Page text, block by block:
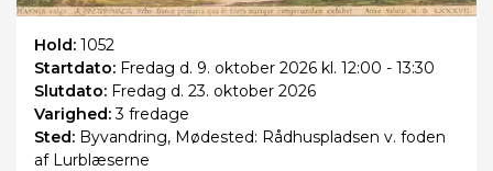
Hold: 1052
Startdato: Fredag d. 9. oktober 2026 kl. 12:00 - 13:30
Slutdato: Fredag d. 23. oktober 2026
Varighed:3 fredage
Sted: Byvandring, Mødested: Rådhuspladsen v. foden
af Lurblæserne